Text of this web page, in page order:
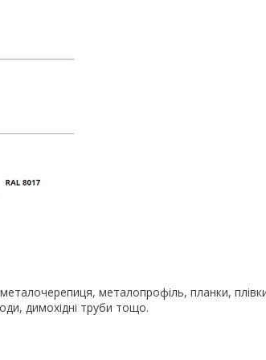
металопрофіль, планки,
димохідні труби тощо.